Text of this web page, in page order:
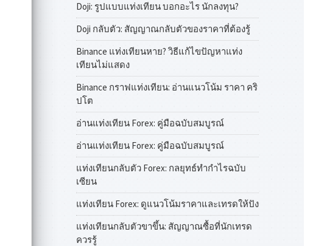
Doji: รูปแบบแท่งเทียน บอกอะไร นักลงทุน?
Doji กลับตัว: สัญญาณกลับตัวของราคาที่ต้องรู้
Binance แท่งเทียนหาย? วิธีแก้ไขปัญหาแท่ง
เทียนไม่แสดง
Binance กราฟแท่งเทียน: อ่านแนวโน้ม ราคา คริ
ปโต
อ่านแท่งเทียน Forex: คู่มือฉบับสมบูรณ์
อ่านแท่งเทียน Forex: คู่มือฉบับสมบูรณ์
แท่งเทียนกลับตัว Forex: กลยุทธ์ทำกำไรฉบับ
เซียน
แท่งเทียน Forex: ดูแนวโน้มราคาและเทรดให้ปัง
แท่งเทียนกลับตัวขาขึ้น: สัญญาณซื้อที่นักเทรด
ควรรู้